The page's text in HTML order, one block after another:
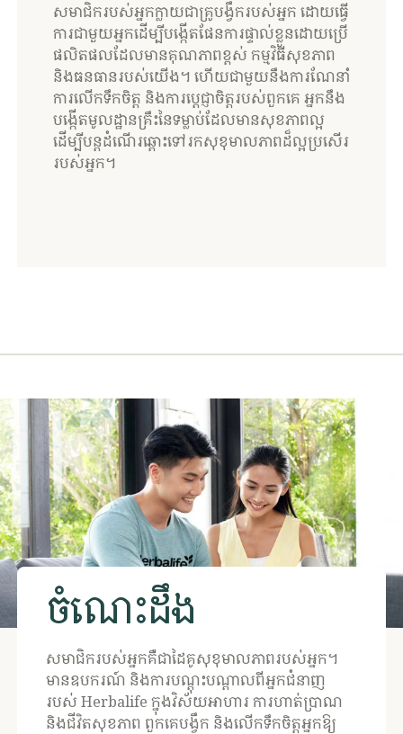
​សមាជិករបស់អ្នកក្លាយជាគ្រូបង្វឹករបស់អ្នក ដោយធ្វើ
ការជាមួយអ្នកដើម្បីបង្កើតផែនការផ្ទាល់ខ្លួនដោយប្រើ
ផលិតផលដែលមានគុណភាពខ្ពស់ កម្មវិធីសុខភាព
និងធនធានរបស់យើង។ ហើយជាមួយនឹងការណែនាំ
ការលើកទឹកចិត្ត និងការប្តេជ្ញាចិត្តរបស់ពួកគេ អ្នកនឹង
បង្កើតមូលដ្ឋានគ្រឹះនៃទម្លាប់ដែលមានសុខភាពល្អ
ដើម្បីបន្តដំណើរឆ្ពោះទៅរកសុខុមាលភាពដ៏ល្អប្រសើរ
របស់អ្នក។
​ចំណេះដឹង
​សមាជិករបស់អ្នកគឺជាដៃគូសុខុមាលភាពរបស់អ្នក។
មានឧបករណ៍ និងការបណ្តុះបណ្តាលពីអ្នកជំនាញ
របស់ Herbalife ក្នុងវិស័យអាហារ ការហាត់ប្រាណ
និងជីវិតសុខភាព ពួកគេបង្វឹក និងលើកទឹកចិត្តអ្នកឱ្យ